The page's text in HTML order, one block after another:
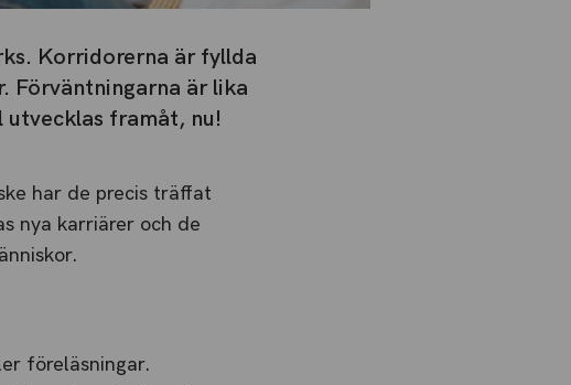
Korridorerna är fyllda
Förväntningarna är lika
framåt, nu!
har de precis träffat
nya karriärer och de
föreläsningar.